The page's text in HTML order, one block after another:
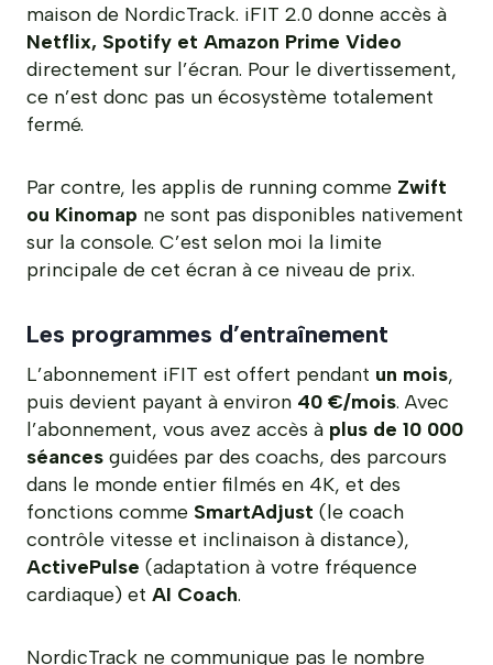
maison de NordicTrack. iFIT 2.0 donne accès à
Netflix, Spotify et Amazon Prime Video
directement sur l’écran. Pour le divertissement,
ce n’est donc pas un écosystème totalement
fermé.
Par contre, les applis de running comme Zwift
ou Kinomap ne sont pas disponibles nativement
sur la console. C’est selon moi la limite
principale de cet écran à ce niveau de prix.
Les programmes d’entraînement
L’abonnement iFIT est offert pendant un mois,
puis devient payant à environ 40 €/mois. Avec
l’abonnement, vous avez accès à plus de 10 000
séances guidées par des coachs, des parcours
dans le monde entier filmés en 4K, et des
fonctions comme SmartAdjust (le coach
contrôle vitesse et inclinaison à distance),
ActivePulse (adaptation à votre fréquence
cardiaque) et AI Coach.
NordicTrack ne communique pas le nombre